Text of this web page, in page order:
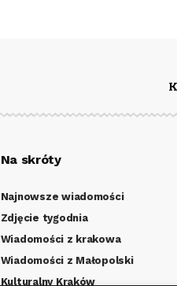
Na skróty
Najnowsze wiadomości
Zdjęcie tygodnia
Wiadomości z krakowa
Wiadomości z Małopolski
Kulturalny Kraków